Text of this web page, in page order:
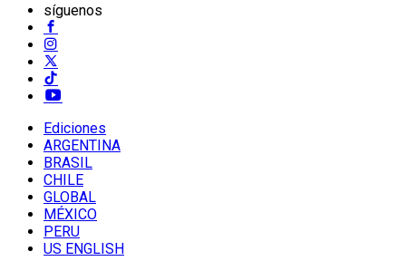
síguenos
Ediciones
ARGENTINA
BRASIL
CHILE
GLOBAL
MÉXICO
PERU
US ENGLISH